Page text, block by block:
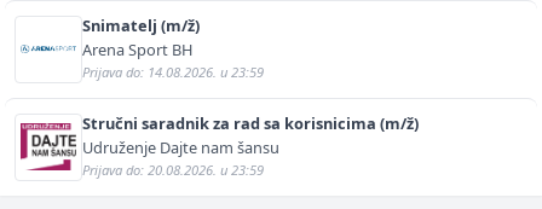
Snimatelj (m/ž)
Arena Sport BH
Prijava do: 14.08.2026. u 23:59
Stručni saradnik za rad sa korisnicima (m/ž)
Udruženje Dajte nam šansu
Prijava do: 20.08.2026. u 23:59